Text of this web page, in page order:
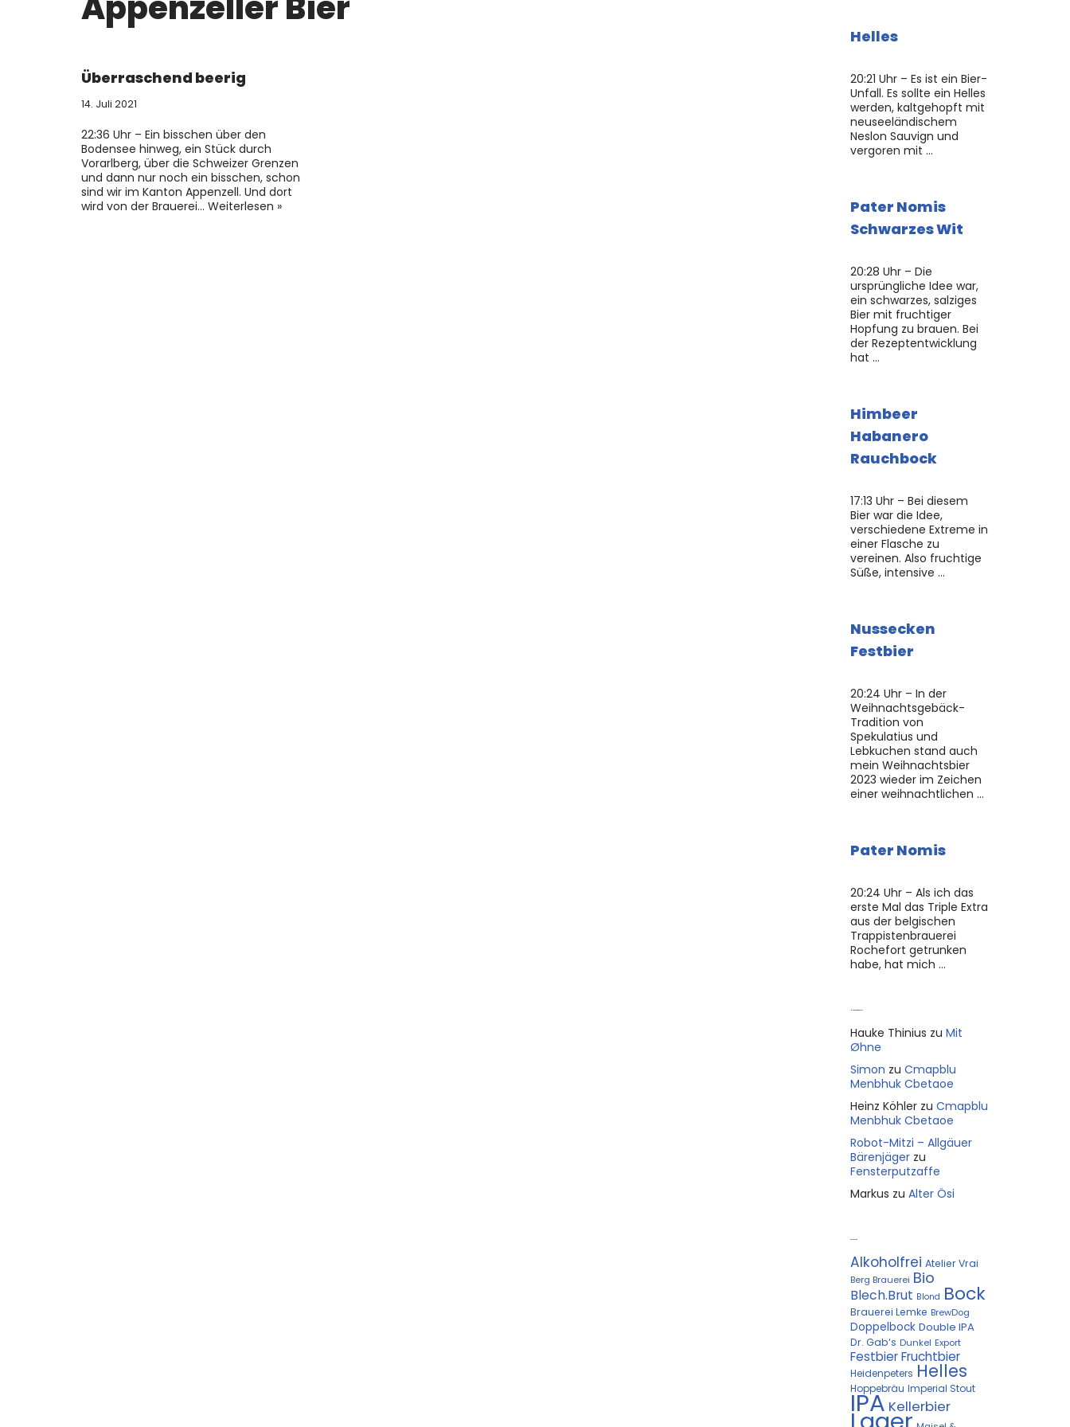
Überraschend beerig
14. Juli 2021
22:36 Uhr – Ein bisschen über den
Bodensee hinweg, ein Stück durch
Vorarlberg, über die Schweizer Grenzen
und dann nur noch ein bisschen, schon
sind wir im Kanton Appenzell. Und dort
wird von der Brauerei… Weiterlesen »
Helles
20:21 Uhr – Es ist ein Bier-
Unfall. Es sollte ein Helles
werden, kaltgehopft mit
neuseeländischem
Neslon Sauvign und
vergoren mit …
Pater Nomis
Schwarzes Wit
20:28 Uhr – Die
ursprüngliche Idee war,
ein schwarzes, salziges
Bier mit fruchtiger
Hopfung zu brauen. Bei
der Rezeptentwicklung
hat …
Himbeer
Habanero
Rauchbock
17:13 Uhr – Bei diesem
Bier war die Idee,
verschiedene Extreme in
einer Flasche zu
vereinen. Also fruchtige
Süße, intensive …
Nussecken
Festbier
20:24 Uhr – In der
Weihnachtsgebäck-
Tradition von
Spekulatius und
Lebkuchen stand auch
mein Weihnachtsbier
2023 wieder im Zeichen
einer weihnachtlichen …
Pater Nomis
20:24 Uhr – Als ich das
erste Mal das Triple Extra
aus der belgischen
Trappistenbrauerei
Rochefort getrunken
habe, hat mich …
Hauke Thinius zu Mit
Øhne
Simon zu Cmapblu
Menbhuk Cbetaoe
Heinz Köhler zu Cmapblu
Menbhuk Cbetaoe
Robot-Mitzi – Allgäuer
Bärenjäger zu
Fensterputzaffe
Markus zu Alter Ösi
Alkoholfrei Atelier Vrai
Berg Brauerei Bio
Blech.Brut Blond Bock
Brauerei Lemke BrewDog
Doppelbock Double IPA
Dr. Gab‘s Dunkel Export
FestbierFruchtbier
Heidenpeters Helles
Hoppebräu Imperial Stout
IPA Kellerbier